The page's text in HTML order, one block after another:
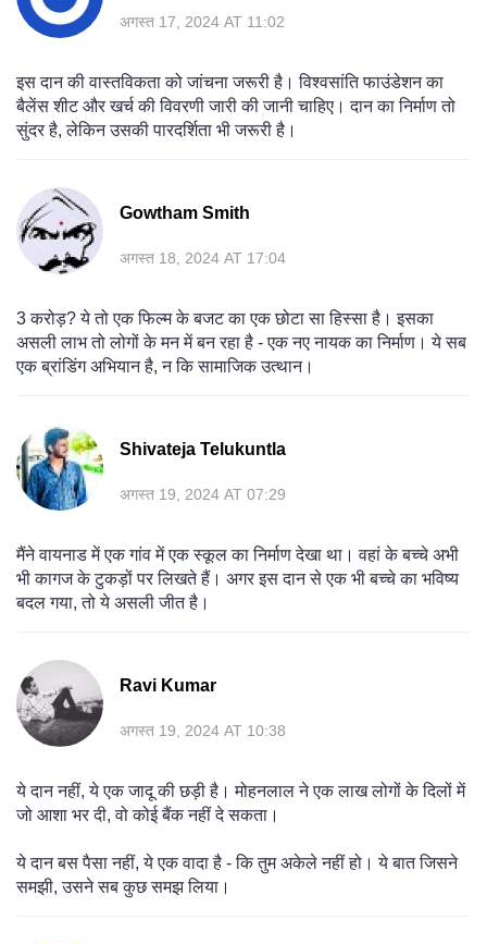
अगस्त 17, 2024 AT 11:02
इस दान की वास्तविकता को जांचना जरूरी है। विश्वसांति फाउंडेशन का
बैलेंस शीट और खर्च की विवरणी जारी की जानी चाहिए। दान का निर्माण तो
सुंदर है, लेकिन उसकी पारदर्शिता भी जरूरी है।
Gowtham Smith
अगस्त 18, 2024 AT 17:04
3 करोड़? ये तो एक फिल्म के बजट का एक छोटा सा हिस्सा है। इसका
असली लाभ तो लोगों के मन में बन रहा है - एक नए नायक का निर्माण। ये सब
एक ब्रांडिंग अभियान है, न कि सामाजिक उत्थान।
Shivateja Telukuntla
अगस्त 19, 2024 AT 07:29
मैंने वायनाड में एक गांव में एक स्कूल का निर्माण देखा था। वहां के बच्चे अभी
भी कागज के टुकड़ों पर लिखते हैं। अगर इस दान से एक भी बच्चे का भविष्य
बदल गया, तो ये असली जीत है।
Ravi Kumar
अगस्त 19, 2024 AT 10:38
ये दान नहीं, ये एक जादू की छड़ी है। मोहनलाल ने एक लाख लोगों के दिलों में
जो आशा भर दी, वो कोई बैंक नहीं दे सकता।
ये दान बस पैसा नहीं, ये एक वादा है - कि तुम अकेले नहीं हो। ये बात जिसने
समझी, उसने सब कुछ समझ लिया।